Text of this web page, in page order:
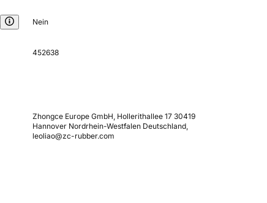
Nein
452638
Zhongce Europe GmbH, Hollerithallee 17 30419
Hannover Nordrhein-Westfalen Deutschland,
leoliao@zc-rubber.com